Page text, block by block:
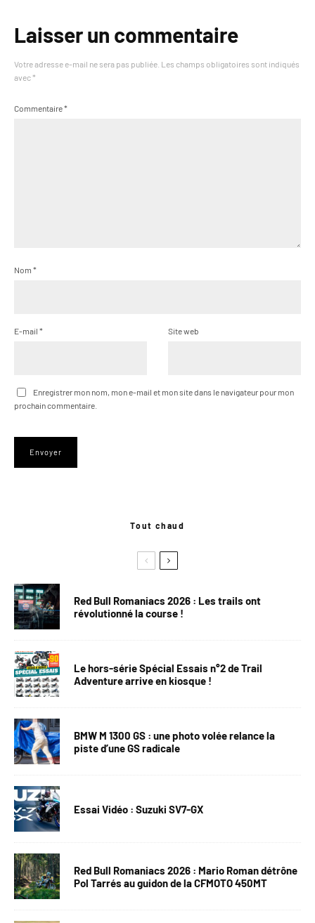
Laisser un commentaire
Votre adresse e-mail ne sera pas publiée. Les champs obligatoires sont indiqués
avec *
Commentaire*
Nom *
E-mail * Site web
Enregistrer mon nom, mon e-mail et mon site dans le navigateur pour mon
prochain commentaire.
Tout chaud
Red Bull Romaniacs 2026 : Les trails ont
révolutionné la course !
Le hors-série Spécial Essais n°2 de Trail
Adventure arrive en kiosque !
BMW M 1300 GS : une photo volée relance la
piste d’une GS radicale
Essai Vidéo : Suzuki SV7-GX
Red Bull Romaniacs 2026 : Mario Roman détrône
Pol Tarrés au guidon de la CFMOTO 450MT